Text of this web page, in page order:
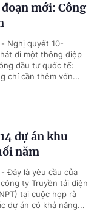
mới: Công
Nghị quyết 10-
đi một thông điệp
đầu tư quốc tế:
chỉ cần thêm vốn...
dự án khu
năm
Đây là yêu cầu của
ty Truyền tải điện
tại cuộc họp rà
dự án có khả năng...